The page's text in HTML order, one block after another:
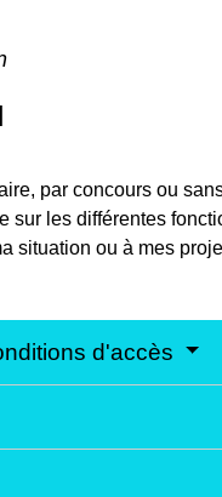
par concours ou
les différentes
situation ou à mes
d'accès